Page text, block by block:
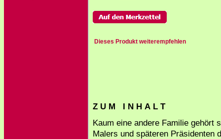
Dieses Produkt weiterempfehlen
Z U M I N H A L T
Kaum eine andere Familie gehört
Malers und späteren Präsidenten